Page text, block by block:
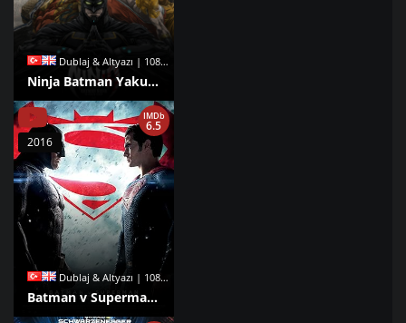
Dublaj & Altyazı | 1080p |
Ninja Batman Yakuza’ya Karşı izle
Dublaj & Altyazı | 1080p |
Batman v Superman: Adaletin Şafağı izle
IMDb
6.5
2016